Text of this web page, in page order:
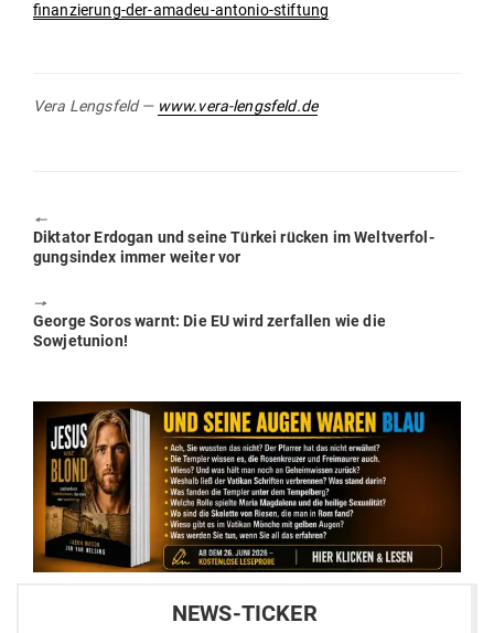
finanzierung-der-amadeu-antonio-stiftung
Vera Lengsfeld — www.vera-lengsfeld.de
🠔
Previous
post:
Dik­tator Erdogan und seine Türkei rücken im Welt­ver­fol­
gungs­index immer weiter vor
🠖
Next
post:
George Soros warnt: Die EU wird zer­fallen wie die
Sowjetunion!
NEWS-TICKER